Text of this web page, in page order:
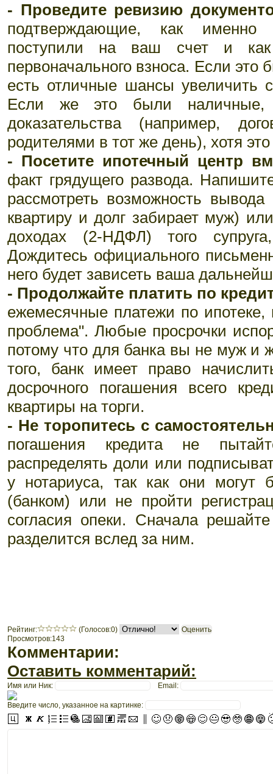
- Проведите ревизию
подтверждающие, как именно
поступили на ваш счет и
первоначального взноса. Если
есть отличные шансы увеличить
Если же это были наличные,
доказательства (например,
родителями в тот же день), хотя
- Посетите ипотечный центр
факт грядущего развода.
рассмотреть возможность
квартиру и долг забирает муж)
доходах (2-НДФЛ) того
Дождитесь официального
него будет зависеть ваша
- Продолжайте платить по
ежемесячные платежи по ипотеке,
проблема". Любые просрочки
потому что для банка вы не муж и
того, банк имеет право
досрочного погашения всего
квартиры на торги.
- Не торопитесь с
погашения кредита не
распределять доли или
у нотариуса, так как они могут
(банком) или не пройти
согласия опеки. Сначала
разделится вслед за ним.
Рeйтинг:
(Голосов:0)
Просмотров:143
Комментарии:
Оставить комментарий:
Имя или Ник: Email:
Введите число, указанное на картинке: